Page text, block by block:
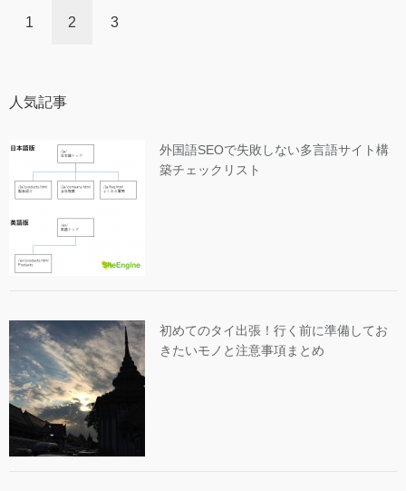
1 2 3
人気記事
外国語SEOで失敗しない多言語サイト構
築チェックリスト
初めてのタイ出張！行く前に準備してお
きたいモノと注意事項まとめ